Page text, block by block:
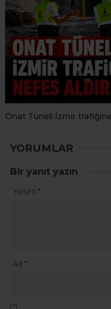
Onat Tüneli İzmir
YORUMLAR
Bir yanıt yazın
Yorum *
Ad *